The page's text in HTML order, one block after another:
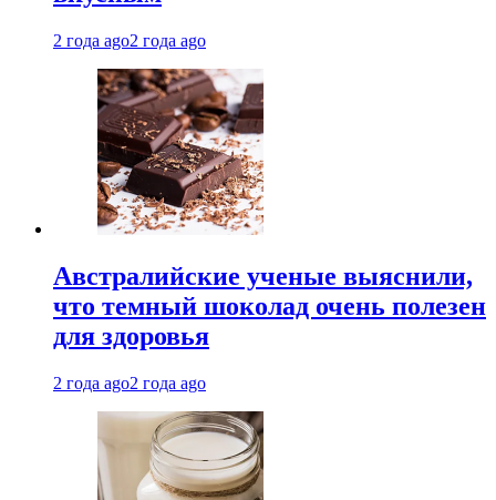
2 года ago2 года ago
Австралийские ученые выяснили,
что темный шоколад очень полезен
для здоровья
2 года ago2 года ago